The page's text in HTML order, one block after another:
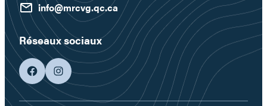
info@mrcvg.qc.ca
Réseaux sociaux
facebookgoogleplus